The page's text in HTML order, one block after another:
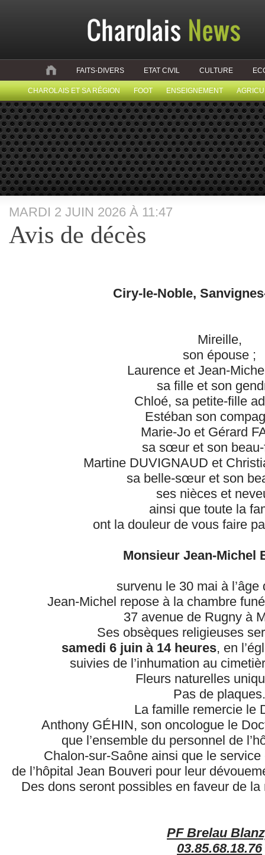
FAITS-DIVERS ETAT CIVIL CULTURE
CHAROLAIS ET SA RÉGION FOOT ENSEIGNEMENT
MARDI 2 JUIN 2026 À 11:47
Avis de décès
Ciry-le-Noble,
Mireille,
son épouse ;
Laurence et Jean-
sa fille et son
Chloé, sa petite-fille
Estéban son
Marie-Jo et Gérard
sa sœur et son
Martine DUVIGNAUD et
sa belle-sœur et son
ses nièces et
ainsi que toute la
ont la douleur de vous faire
Monsieur Jean-Michel
survenu le 30 mai à l’âge
Jean-Michel repose à la chambre
37 avenue de Rugny à
Ses obsèques religieuses
samedi 6 juin à 14 heures, en
suivies de l’inhumation au
Fleurs naturelles
Pas de plaques.
La famille remercie le
Anthony GÉHIN, son oncologue le
que l’ensemble du personnel de
Chalon-sur-Saône ainsi que le
de l’hôpital Jean Bouveri pour leur
Des dons seront possibles en faveur de
PF Brelau
03.85.68.18.76